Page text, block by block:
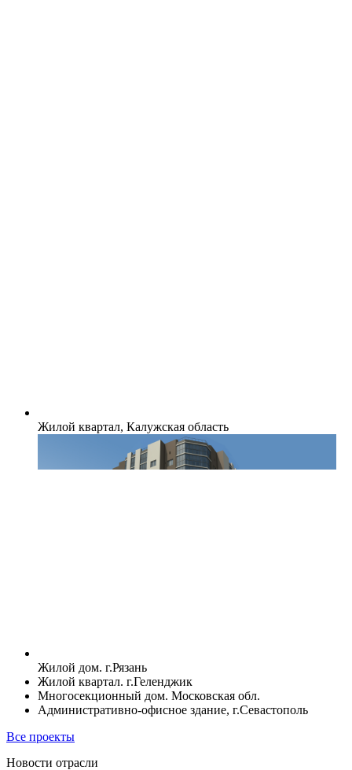
Жилой квартал, Калужская область
Жилой дом. г.Рязань
Жилой квартал. г.Геленджик
Многосекционный дом. Московская обл.
Административно-офисное здание, г.Севастополь
Все проекты
Новости отрасли